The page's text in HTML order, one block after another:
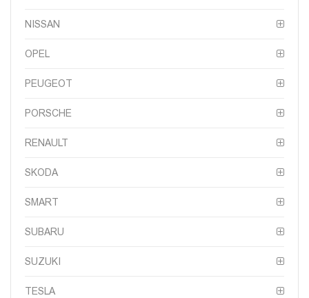
NISSAN
OPEL
PEUGEOT
PORSCHE
RENAULT
SKODA
SMART
SUBARU
SUZUKI
TESLA